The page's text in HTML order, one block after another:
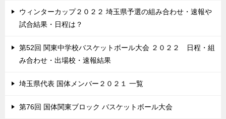
ウィンターカップ２０２２ 埼玉県予選の組み合わせ・速報や
試合結果・日程は？
第52回 関東中学校バスケットボール大会 ２０２２ 日程・組
み合わせ・出場校・速報結果
埼玉県代表 国体メンバー２０２１ 一覧
第76回 国体関東ブロック バスケットボール大会